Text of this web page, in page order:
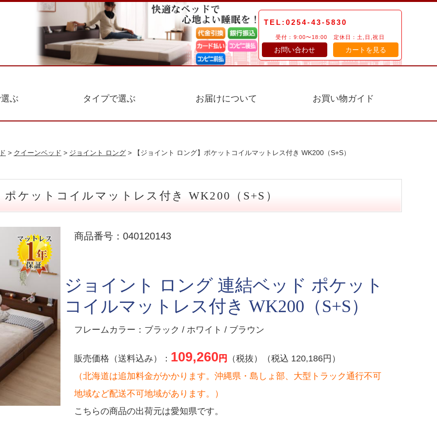
TEL:0254-43-5830
受付：9:00〜18:00 定休日：土,日,祝日
お問い合わせ カートを見る
ぶ タイプで選ぶ お届けについて お買い物ガイド
> クイーンベッド > ジョイント ロング > 【ジョイント ロング】ポケットコイルマットレス付き WK200（S+S）
ケットコイルマットレス付き WK200（S+S）
商品番号：040120143
ジョイント ロング 連結ベッド ポケット
コイルマットレス付き WK200（S+S）
フレームカラー：ブラック / ホワイト / ブラウン
販売価格（送料込み）： 109,260 円
（税抜）（税込 120,186円）
（北海道は追加料金がかかります。沖縄県・島しょ部、大型トラック通行不可
地域など配送不可地域があります。）
こちらの商品の出荷元は愛知県です。